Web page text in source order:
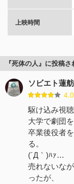
上映時間
『死体の人』に投稿
ソビエト蓮
4.0
駆け込み視
大学で劇団
卒業後役者
る。
(´Д｀)ﾊｧ…
売れないな
ったが、